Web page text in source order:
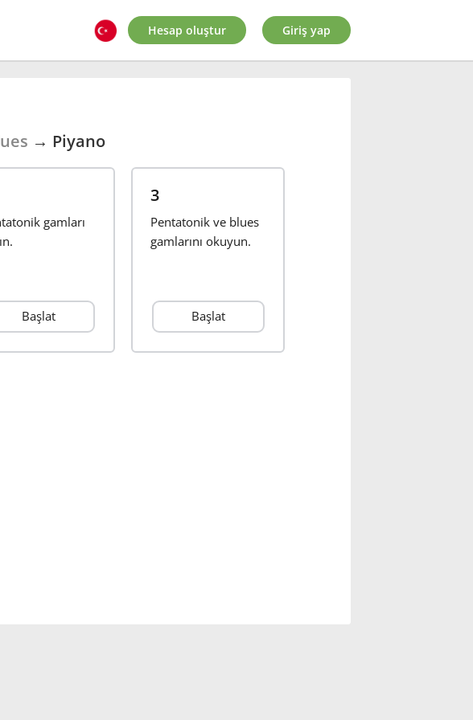
Hesap oluştur Giriş yap
→ Piyano
gamları
Başlat
3
Pentatonik ve blues
gamlarını okuyun.
Başlat